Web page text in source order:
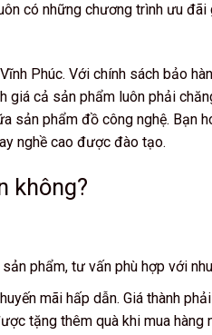
có những chương trình ưu
Phúc. Với chính sách bảo
giá cả sản phẩm luôn phải
phẩm đồ công nghệ. Bạn
nghề cao được đào tạo.
không?
phẩm, tư vấn phù hợp với
mãi hấp dẫn. Giá thành
tặng thêm quà khi mua hàng